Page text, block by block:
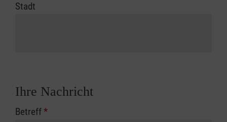
Stadt
Ihre Nachricht
Betreff*